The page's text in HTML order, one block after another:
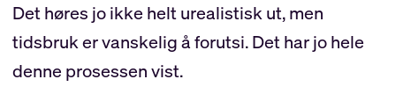
Det høres jo ikke helt urealistisk ut, men
tidsbruk er vanskelig å forutsi. Det har jo hele
denne prosessen vist.